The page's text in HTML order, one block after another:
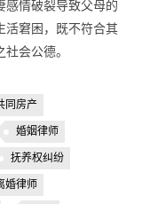
感情破裂导致父母的
活窘困，既不符合其
会公德。
同房产
婚姻律师
抚养权纠纷
婚律师